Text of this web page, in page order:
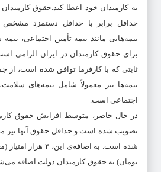
به کارمندان خود اعطا کند.حقوق کارمندان
حداقل برابر با حداقل دستمزد
بیمه‌هایی مانند بیمه تأمین اجتماعی،
برای حقوق کارمندان در ایران الزامی
ثابتی که با کارفرما توافق شده است، از
بیمه‌ها نیز معمولاً شامل بیمه‌های
اجتماعی است.
تومان) به حقوق کارمندان دولت اضافه